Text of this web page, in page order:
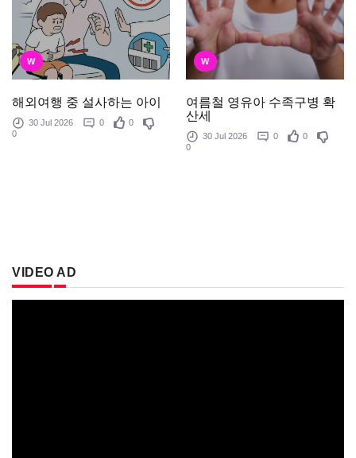
W
해외여행 중 설사하는 아이
30 Jul 2026 0
0
0
W
여름철 영유아 수족구병 확
산세
30 Jul 2026 0
0
0
VIDEO AD